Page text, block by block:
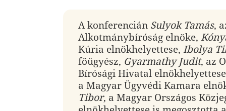
A konferencián Sulyok Tamás,
Alkotmánybíróság elnöke,
Kúria elnökhelyettese, Ibolya
főügyész, Gyarmathy Judit, az
Bírósági Hivatal
a Magyar Ügyvédi Kamara
Tibor, a Magyar Országos